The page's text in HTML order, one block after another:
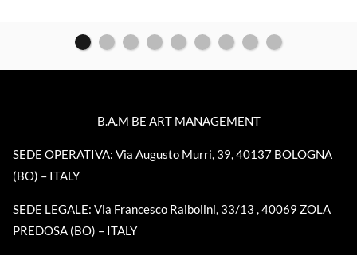
B.A.M BE ART MANAGEMENT
SEDE OPERATIVA: Via Augusto Murri, 39, 40137 BOLOGNA
(BO) – ITALY
SEDE LEGALE: Via Francesco Raibolini, 33/13 , 40069 ZOLA
PREDOSA (BO) – ITALY